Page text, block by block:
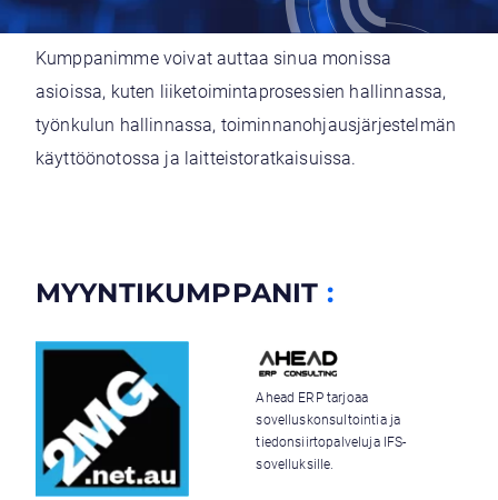
Kumppanimme voivat auttaa sinua monissa
asioissa, kuten liiketoimintaprosessien hallinnassa,
työnkulun hallinnassa, toiminnanohjausjärjestelmän
käyttöönotossa ja laitteistoratkaisuissa.
MYYNTIKUMPPANIT :
Ahead ERP tarjoaa
sovelluskonsultointia ja
tiedonsiirtopalveluja IFS-
sovelluksille.